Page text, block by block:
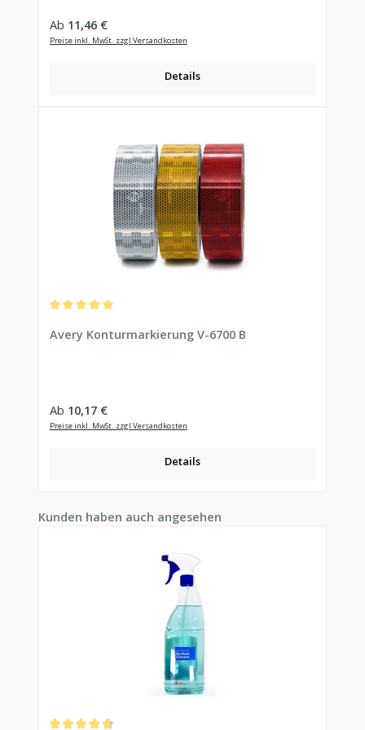
Regulärer Preis:
Ab 11,46 €
Preise inkl. MwSt. zzgl Versandkosten
Details
Avery Konturmarkierung V-6700 B
Regulärer Preis:
Ab 10,17 €
Preise inkl. MwSt. zzgl Versandkosten
Details
Produktgalerie überspringen
Kunden haben auch angesehen